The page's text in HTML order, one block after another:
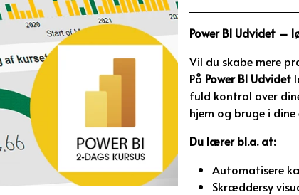
Power BI Udvidet
Vil du skabe mere
På Power BI Udvidet
fuld kontrol over
hjem og bruge i
Du lærer bl.a. at:
Automatisere
Skræddersy